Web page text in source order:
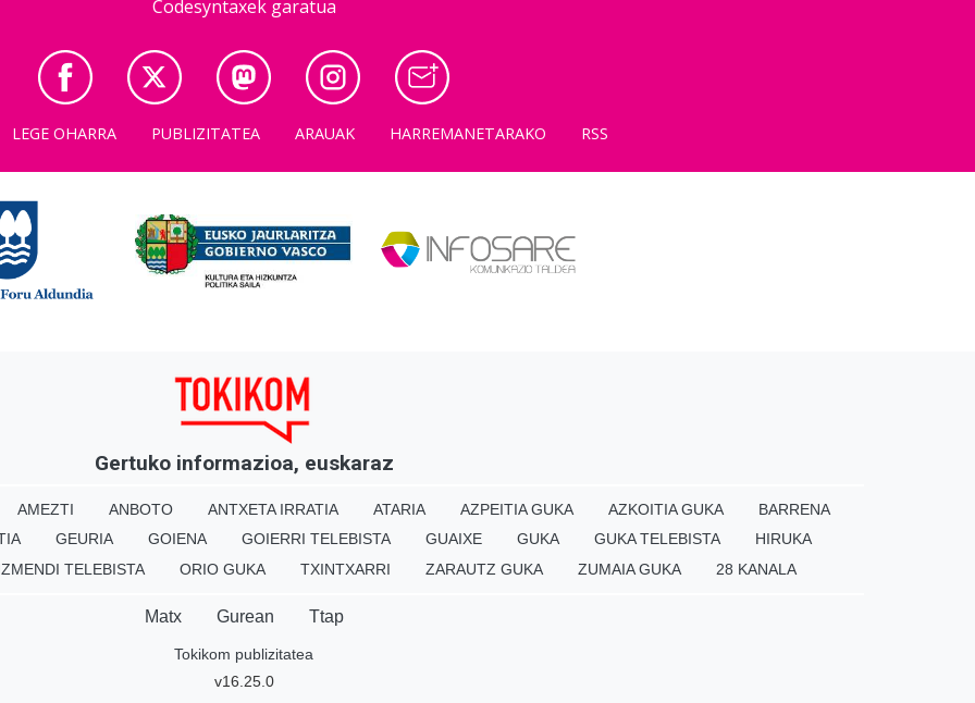
Codesyntaxek garatua
LEGE OHARRA PUBLIZITATEA ARAUAK HARREMANETARAKO RSS
Gertuko informazioa, euskaraz
AMEZTI ANBOTO ANTXETA IRRATIA ATARIA AZPEITIA GUKA AZKOITIA GUKA
BARRENA
GEURIA GOIENA GOIERRI TELEBISTA GUAIXE GUKA GUKA TELEBISTA
HIRUKA
TELEBISTA ORIO GUKA TXINTXARRI ZARAUTZ GUKA ZUMAIA GUKA 28 KANALA
Matx Gurean Ttap
Tokikom publizitatea
v16.25.0